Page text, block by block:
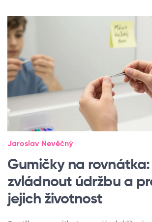
Jaroslav Nevěčný
Gumičky na
zvládnout údržbu a
jejich životnost